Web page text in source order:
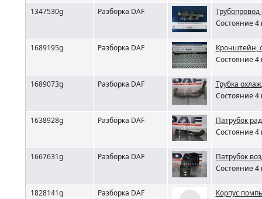
1347530g Разборка DAF
Состояние 4
1689195g Разборка DAF
Кронштейн,
Состояние 4
1689073g Разборка DAF
Трубка
Состояние 4
1638928g Разборка DAF
Патрубок
Состояние 4
1667631g Разборка DAF
Патрубок
Состояние 4
1828141g Разборка DAF
Корпус